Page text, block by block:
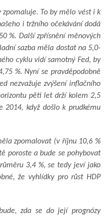
zpomaluje. To by mělo vést i k
i tržního očekávání dodá
%. Další zpřísnění měnových
sazba měla dostat na 5,0-
cyklu vidí samotný Fed, by
%. Nyní se pravděpodobně
nezvažuje zvýšení inflačního
pěti let drží kolem 2,5
2014, když došlo k prudkému
zpomalovat (v říjnu 10,6 %
poroste a bude se pohybovat
3,4 %, se tedy jeví jako
že vyhlídky pro růst HDP
zda se do její prognózy